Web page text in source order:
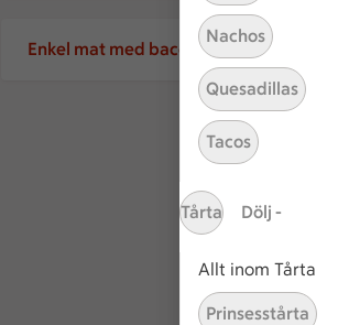
Nachos
Quesadillas
Tacos
Tårta Dölj -
Allt inom Tårta
Prinsesstårta
Enkel mat med bacon